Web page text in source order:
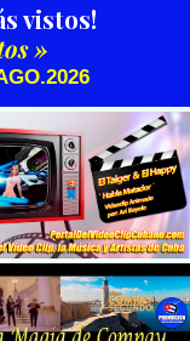
vistos!
»